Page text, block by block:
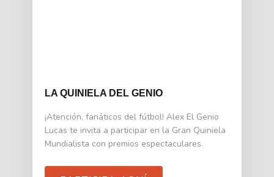
LA QUINIELA DEL GENIO
¡Atención, fanáticos del fútbol! Alex El Genio
Lucas te invita a participar en la Gran Quiniela
Mundialista con premios espectaculares.